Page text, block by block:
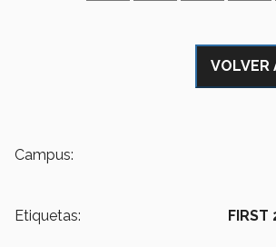
VOLVER
Campus:
Etiquetas: FIRST